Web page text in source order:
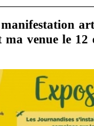
ma venue le 12